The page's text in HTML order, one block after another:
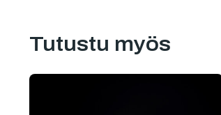
Tutustu myös